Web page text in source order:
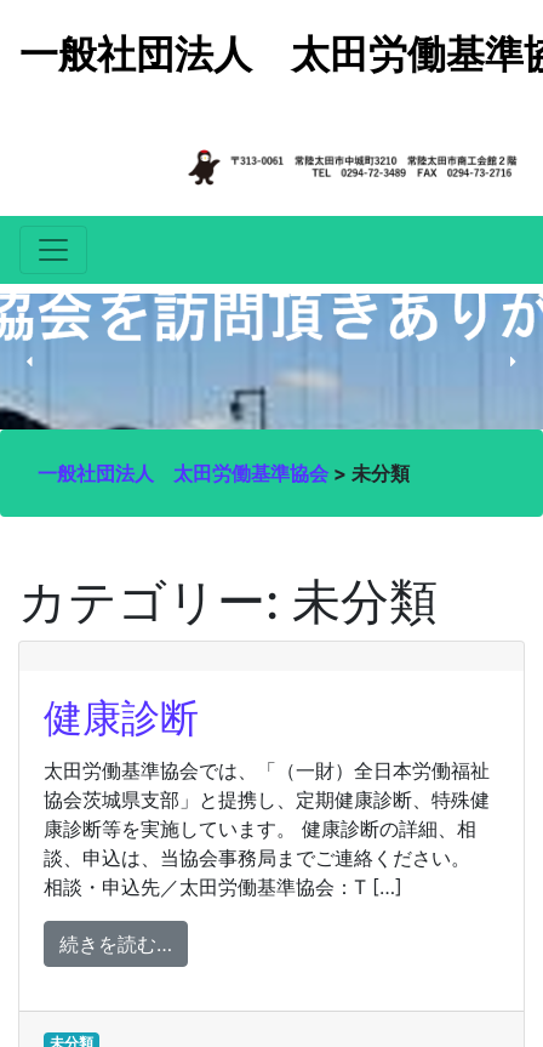
一般社団法人 太田労働基準
一般社団法人 太田労働基準協会 > 未分類
カテゴリー: 未分類
健康診断
太田労働基準協会では、「（一財）全日本労働福祉
協会茨城県支部」と提携し、定期健康診断、特殊健
康診断等を実施しています。 健康診断の詳細、相
談、申込は、当協会事務局までご連絡ください。
相談・申込先／太田労働基準協会：T […]
続きを読む…
未分類